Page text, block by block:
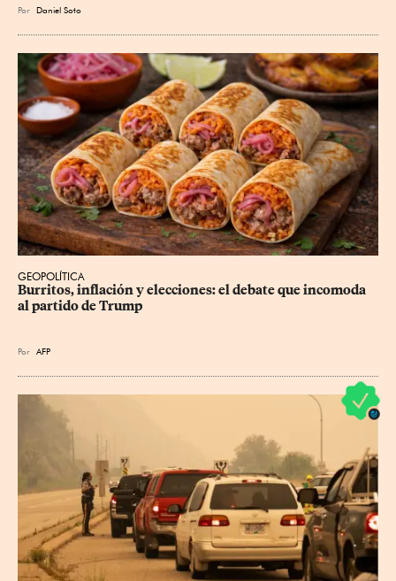
Por Daniel Soto
GEOPOLÍTICA
Burritos, inflación y elecciones: el debate que incomoda
al partido de Trump
Por AFP